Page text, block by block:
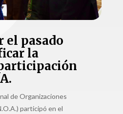
el pasado
la
de Organizaciones
participó en el